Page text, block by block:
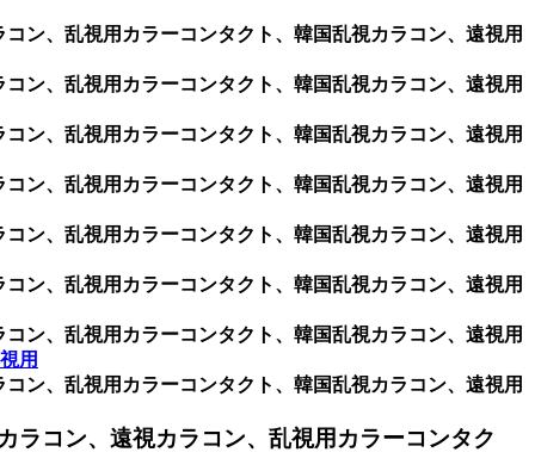
ン、乱視用カラーコンタクト、韓国乱視カラコン、遠視用
ン、乱視用カラーコンタクト、韓国乱視カラコン、遠視用
ン、乱視用カラーコンタクト、韓国乱視カラコン、遠視用
ン、乱視用カラーコンタクト、韓国乱視カラコン、遠視用
ン、乱視用カラーコンタクト、韓国乱視カラコン、遠視用
ン、乱視用カラーコンタクト、韓国乱視カラコン、遠視用
ン、乱視用カラーコンタクト、韓国乱視カラコン、遠視用
用
ン、乱視用カラーコンタクト、韓国乱視カラコン、遠視用
ラコン、遠視カラコン、乱視用カラーコンタク